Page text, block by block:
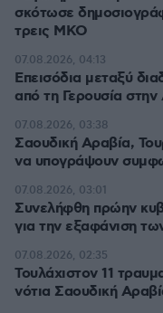
σκότωσε
τρεις ΜΚΟ
Επεισόδια μεταξύ
από τη Γερουσία στην
07.08.2026, 04:13
Σαουδική Αραβία,
να υπογράψουν
07.08.2026, 03:38
Συνελήφθη πρώην
για την εξαφάνιση
07.08.2026, 03:01
Τουλάχιστον 11
νότια Σαουδική
07.08.2026, 02:35